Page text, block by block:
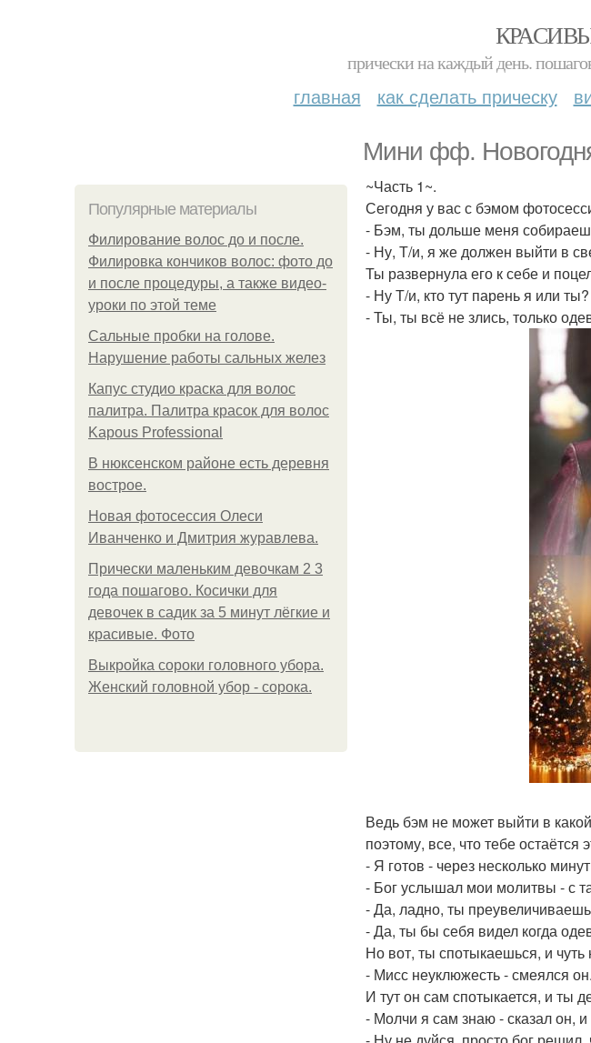
прически на каждый день.
главная как сделать прическу
Мини фф.
Популярные материалы
Филирование волос до и после.
Филировка кончиков волос: фото до
и после процедуры, а также видео-
уроки по этой теме
Сальные пробки на голове.
Нарушение работы сальных желез
Капус студио краска для волос
палитра. Палитра красок для волос
Kapous Professional
В нюксенском районе есть деревня
вострое.
Новая фотосессия Олеси
Иванченко и Дмитрия журавлева.
Прически маленьким девочкам 2 3
года пошагово. Косички для
девочек в садик за 5 минут лёгкие и
красивые. Фото
Выкройка сороки головного убора.
Женский головной убор - сорока.
~Часть 1~.
Сегодня у вас с бэмом
- Бэм, ты дольше меня
- Ну, Т/и, я же должен выйти в
Ты развернула его к себе и
- Ну Т/и, кто тут парень я или
- Ты, ты всё не злись, только
Ведь бэм не может выйти в
поэтому, все, что тебе остаётся
- Я готов - через несколько
- Бог услышал мои молитвы - с
- Да, ладно, ты
- Да, ты бы себя видел когда
Но вот, ты спотыкаешься, и
- Мисс неуклюжесть - смеялся он.
И тут он сам спотыкается, и ты
- Молчи я сам знаю - сказал он,